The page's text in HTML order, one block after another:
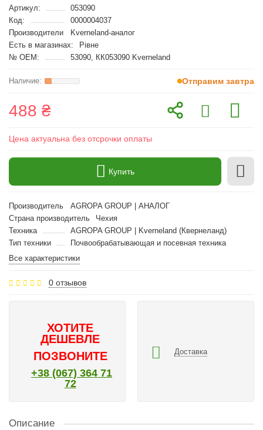
Артикул:
053090
Код:
0000004037
Производители
Kverneland-аналог
Есть в магазинах:
Рівне
№ OEM:
53090, КК053090 Kverneland
Отправим завтра
488 ₴
Цена актуальна без отсрочки оплаты
Купить
Производитель
AGROPA GROUP | АНАЛОГ
Страна производитель
Чехия
Техника
AGROPA GROUP | Kverneland (Квернеланд)
Тип техники
Почвообрабатывающая и посевная техника
Все характеристики
0 отзывов
ХОТИТЕ
ДЕШЕВЛЕ
ПОЗВОНИТЕ
+38 (067) 364 71
72
Доставка
Описание